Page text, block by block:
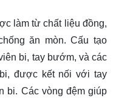
làm từ chất liệu đồng,
ăn mòn. Cấu tạo
bi, tay bướm, và các
được kết nối với tay
bi. Các vòng đệm giúp